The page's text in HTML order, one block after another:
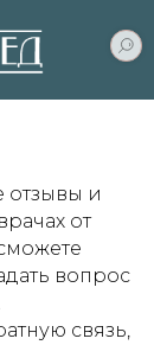
отзывы и
от
вопрос
связь,